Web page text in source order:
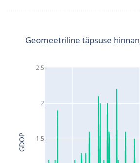
1.5
2
2.5
Geomeetriline täpsuse
GDOP